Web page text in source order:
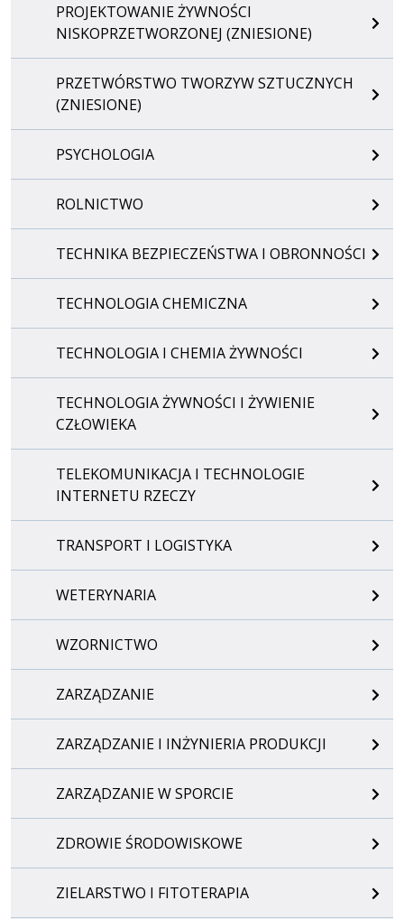
PROJEKTOWANIE ŻYWNOŚCI
NISKOPRZETWORZONEJ (ZNIESIONE)
PRZETWÓRSTWO TWORZYW SZTUCZNYCH
(ZNIESIONE)
PSYCHOLOGIA
ROLNICTWO
TECHNIKA BEZPIECZEŃSTWA I OBRONNOŚCI
TECHNOLOGIA CHEMICZNA
TECHNOLOGIA I CHEMIA ŻYWNOŚCI
TECHNOLOGIA ŻYWNOŚCI I ŻYWIENIE
CZŁOWIEKA
TELEKOMUNIKACJA I TECHNOLOGIE
INTERNETU RZECZY
TRANSPORT I LOGISTYKA
WETERYNARIA
WZORNICTWO
ZARZĄDZANIE
ZARZĄDZANIE I INŻYNIERIA PRODUKCJI
ZARZĄDZANIE W SPORCIE
ZDROWIE ŚRODOWISKOWE
ZIELARSTWO I FITOTERAPIA